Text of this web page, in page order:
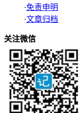
·免责申明
·文章归档
关注微信